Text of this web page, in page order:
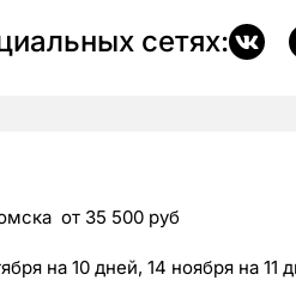
сетях:
от 35 500 руб
на 10 дней, 14 ноября на 11